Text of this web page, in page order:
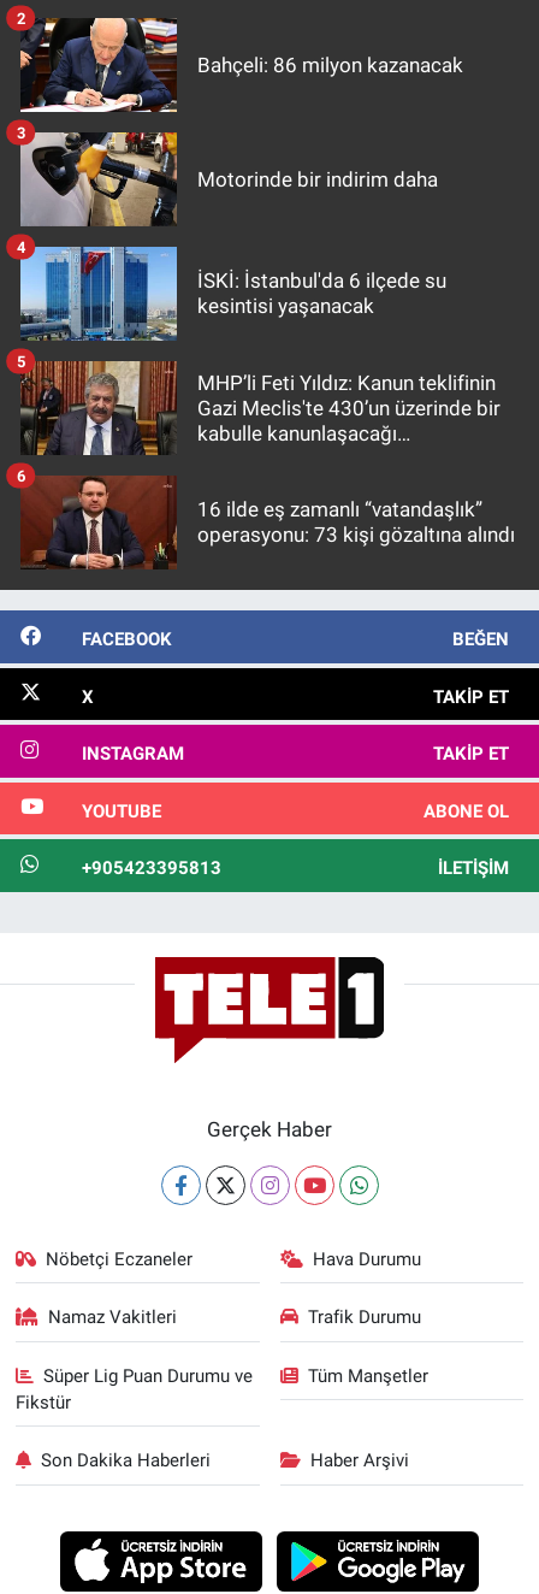
Bahçeli: 86 milyon kazanacak
2
Motorinde bir indirim daha
3
İSKİ: İstanbul'da 6 ilçede su
kesintisi yaşanacak
4
MHP’li Feti Yıldız: Kanun teklifinin
Gazi Meclis'te 430’un üzerinde bir
kabulle kanunlaşacağı
5
16 ilde eş zamanlı “vatandaşlık”
operasyonu: 73 kişi gözaltına alındı
6
FACEBOOK BEĞEN
X TAKIP ET
INSTAGRAM TAKIP ET
YOUTUBE ABONE OL
+905423395813 İLETIŞIM
Gerçek Haber
Nöbetçi Eczaneler Hava Durumu
Namaz Vakitleri Trafik Durumu
Süper Lig Puan Durumu ve
Fikstür
Tüm Manşetler
Son Dakika Haberleri Haber Arşivi